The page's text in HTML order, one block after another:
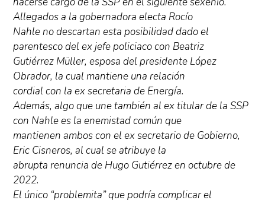
Allegados a la gobernadora electa Rocío
Nahle no descartan esta posibilidad dado el
parentesco del ex jefe policiaco con Beatriz
Gutiérrez Müller, esposa del presidente López
Obrador, la cual mantiene una relación
cordial con la ex secretaria de Energía.
Además, algo que une también al ex titular de la SSP
con Nahle es la enemistad común que
mantienen ambos con el ex secretario de Gobierno,
Eric Cisneros, al cual se atribuye la
abrupta renuncia de Hugo Gutiérrez en octubre de
2022.
El único “problemita” que podría complicar el